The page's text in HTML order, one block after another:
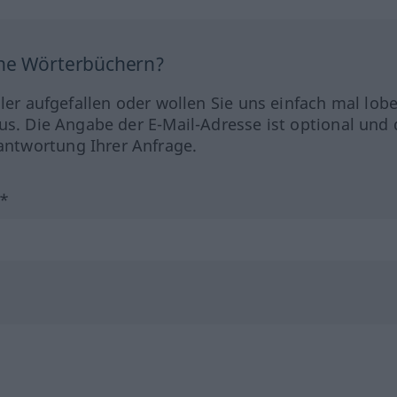
Wörterbüchern?
aufgefallen oder wollen Sie uns einfach mal
Die Angabe der E-Mail-Adresse ist optional und
Ihrer Anfrage.